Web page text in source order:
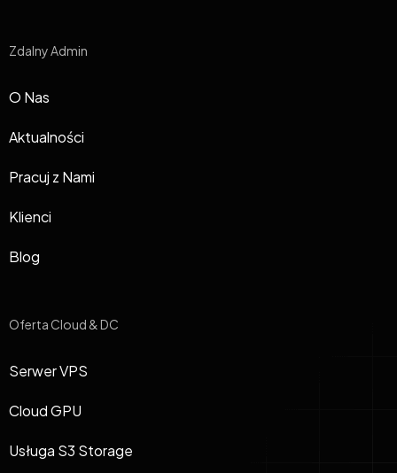
Zdalny Admin
O Nas
Aktualności
Pracuj z Nami
Klienci
Blog
Oferta Cloud & DC
Serwer VPS
Cloud GPU
Usługa S3 Storage